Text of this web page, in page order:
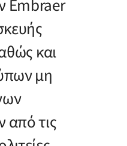
Embraer
και
μη
τις